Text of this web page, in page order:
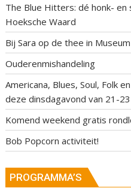
The Blue Hitters: dé honk-
Hoeksche Waard
Bij Sara op de thee in
Ouderenmishandeling
Americana, Blues, Soul, Folk
deze dinsdagavond van 21-
Komend weekend gratis
Bob Popcorn activiteit!
PROGRAMMA’S